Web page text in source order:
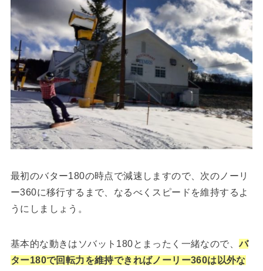
最初のバター180の時点で減速しますので、次のノーリ
ー360に移行するまで、なるべくスピードを維持するよ
うにしましょう。
基本的な動きはソバット180とまったく一緒なので、バ
ター180で回転力を維持できればノーリー360は以外な